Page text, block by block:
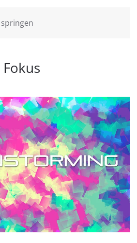
Fokus